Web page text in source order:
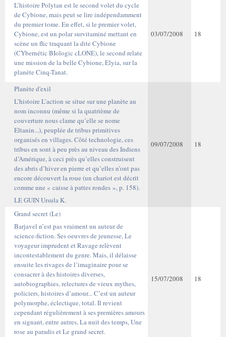
L’histoire Polytan est le second volet du cycle
de Cybione, mais peut se lire indépendamment
du premier tome. En effet, si le premier volet,
Cybione, est un polar survitaminé mettant en
scène un flic traquant la dite Cybione
(CYbernétic BIologic cLONE), le second relate
une mission de la belle Cybione, Elyia, sur la
planète Cinq-Tanat.
03/07/2008 18
Planète d'exil
L’histoire L’action se situe sur une planète au
nom inconnu (même si la quatrième de
couverture nous clame qu’elle se nome
Eltanin...), peuplée de tribus primitives
organisés en villages. Côté technologie, ces
tribus en sont à peu près au niveau des Indiens
d’Amérique, à ceci près qu’elles construisent
des abris d’hiver en pierre et qu’elles n’ont pas
encore découvert la roue (un chariot est décrit
comme une « caisse à pattes rondes », p. 158).
LE GUIN Ursula K.
09/07/2008 18
Grand secret (Le)
Barjavel n’est pas vraiment un auteur de
science-fiction. Ses oeuvres de jeunesse, Le
voyageur imprudent et Ravage relèvent
incontestablement du genre. Mais, il délaisse
ensuite les rivages de l’imaginaire pour se
consacrer à des histoires diverses,
autobiographies, relectures de vieux mythes,
policiers, histoires d’amour... C’est un auteur
polymorphe, éclectique, total. Il revient
cependant régulièrement à ses premières amours
en signant, entre autres, La nuit des temps, Une
rose au paradis et Le grand secret.
15/07/2008 18